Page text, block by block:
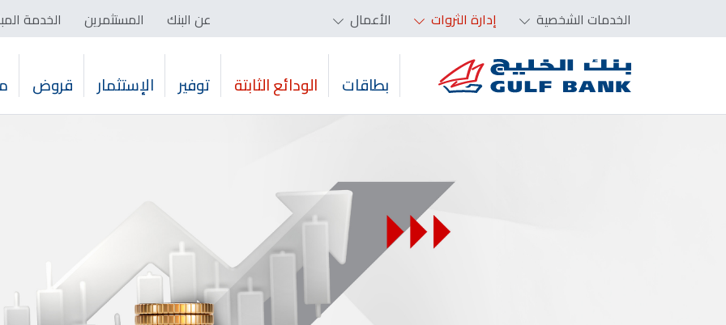
الخدمات الشخصية إدارة الثروات الأعمال عن البنك المستثمرين الخدمة
بطاقات الودائع الثابتة توفير الإستثمار قروض